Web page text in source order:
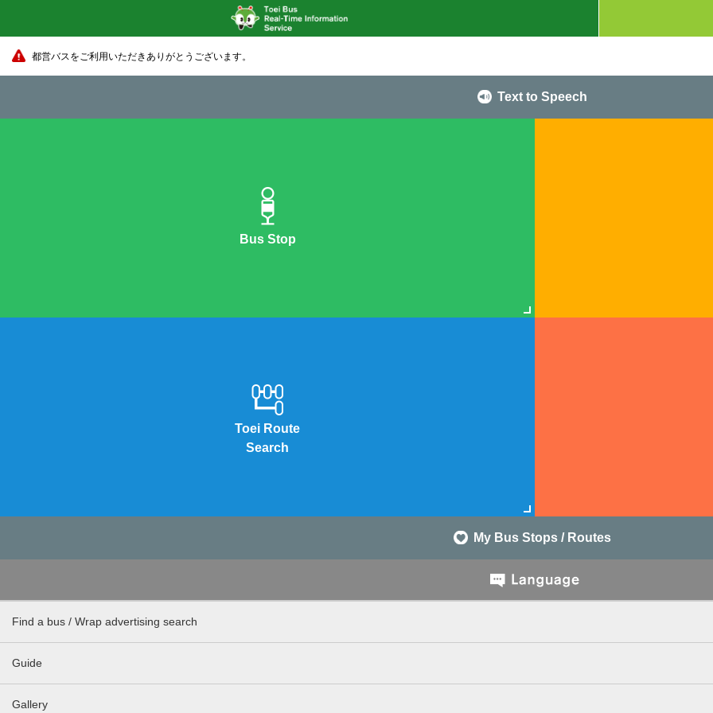
都営バスをご利用いただきありがとうございます。
Text to Speech
Bus Stop
Toei Route
Search
My Bus Stops / Routes
Find a bus / Wrap advertising search
Guide
Gallery